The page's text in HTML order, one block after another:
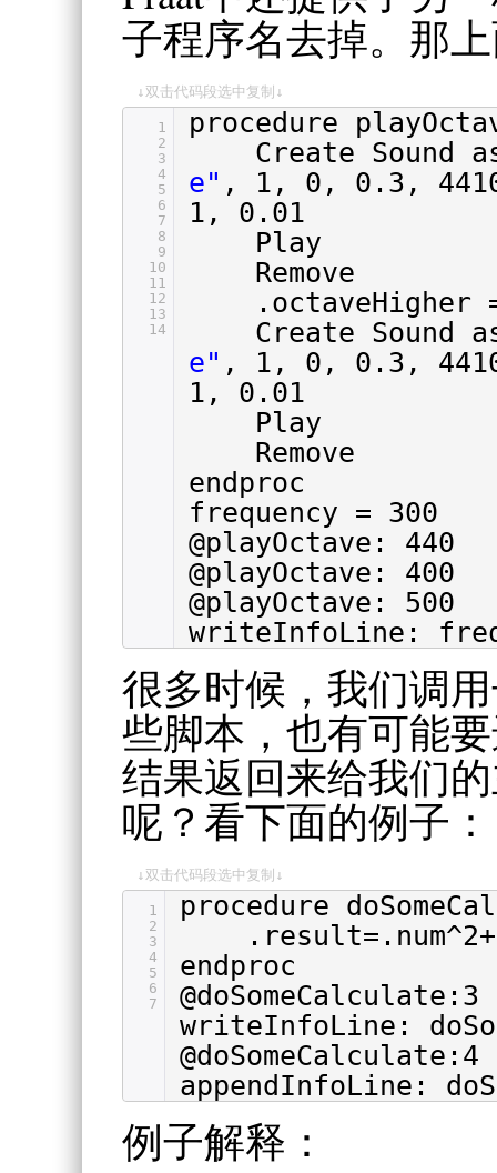
子程序名去掉。那
↓双击代码段选中复制↓
1
2
3
4
5
6
7
8
9
10
11
12
13
14
procedure
Create Sound
e" , 1, 0, 0.3,
1, 0.01
Play
Remove
Create Sound
e" , 1, 0, 0.3,
1, 0.01
Play
Remove
endproc
frequency = 300
@playOctave: 440
@playOctave: 400
@playOctave: 500
writeInfoLine:
很多时候，我们调
些脚本，也有可能
结果返回来给我们
呢？看下面的例子：
↓双击代码段选中复制↓
1
2
3
4
5
6
7
procedure
endproc
@doSomeCalculate:3
writeInfoLine:
@doSomeCalculate:4
appendInfoLine:
例子解释：